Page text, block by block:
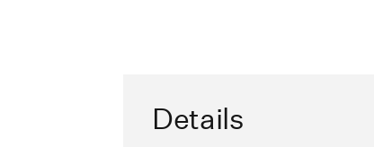
Details